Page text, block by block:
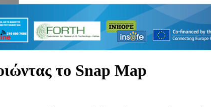
το Snap Map